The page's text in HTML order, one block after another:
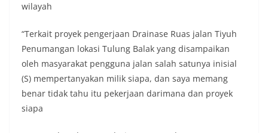
wilayah
“Terkait proyek pengerjaan Drainase Ruas jalan Tiyuh
Penumangan lokasi Tulung Balak yang disampaikan
oleh masyarakat pengguna jalan salah satunya inisial
(S) mempertanyakan milik siapa, dan saya memang
benar tidak tahu itu pekerjaan darimana dan proyek
siapa